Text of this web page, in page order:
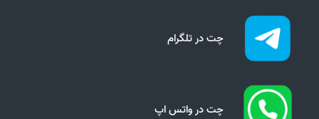
چت در تلگرام
چت در واتس اپ